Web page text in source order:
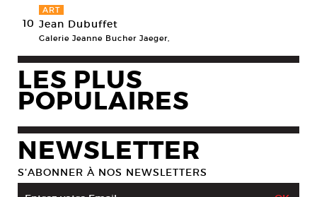
10
ART
Jean Dubuffet
Galerie Jeanne Bucher Jaeger,
LES PLUS
POPULAIRES
NEWSLETTER
S’ABONNER À NOS NEWSLETTERS